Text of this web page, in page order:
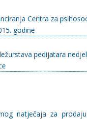
Centra za
godine
pedijatara
natječaja za